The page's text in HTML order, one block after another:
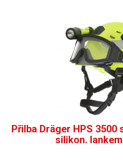
Přilba Dräger HPS
silikon.